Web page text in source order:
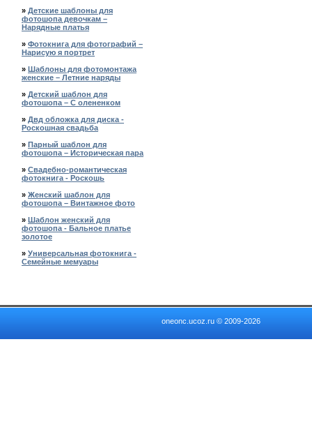
» Детские шаблоны для
фотошопа девочкам –
Нарядные платья
» Фотокнига для фотографий –
Нарисую я портрет
» Шаблоны для фотомонтажа
женские – Летние наряды
» Детский шаблон для
фотошопа – С олененком
» Двд обложка для диска -
Роскошная свадьба
» Парный шаблон для
фотошопа – Историческая пара
» Свадебно-романтическая
фотокнига - Роскошь
» Женский шаблон для
фотошопа – Винтажное фото
» Шаблон женский для
фотошопа - Бальное платье
золотое
» Универсальная фотокнига -
Семейные мемуары
oneonc.ucoz.ru © 2009-2026